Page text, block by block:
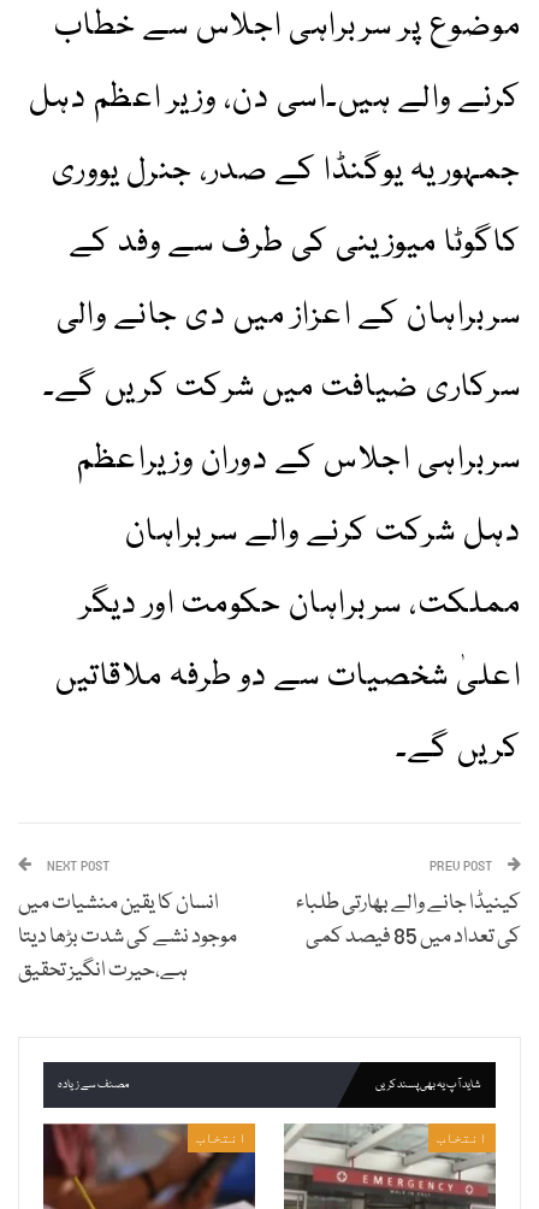
موضوع پر سربراہی اجلاس سے خطاب
کرنے والے ہیں۔اسی دن، وزیر اعظم دہل
جمہوریہ یوگنڈا کے صدر، جنرل یووری
کاگوٹا میوزینی کی طرف سے وفد کے
سربراہان کے اعزاز میں دی جانے والی
سرکاری ضیافت میں شرکت کریں گے۔
سربراہی اجلاس کے دوران وزیراعظم
دہل شرکت کرنے والے سربراہان
مملکت، سربراہان حکومت اور دیگر
اعلیٰ شخصیات سے دو طرفہ ملاقاتیں
کریں گے۔
کینیڈا جانے والے بھارتی طلباء
کی تعداد میں 85 فیصد کمی
NEXT POST
انسان کا یقین منشیات میں
موجود نشے کی شدت بڑھا دیتا
ہے،حیرت انگیز تحقیق
شاید آپ یہ بھی پسند کریں مصنف سے زیادہ
انتخاب انتخاب